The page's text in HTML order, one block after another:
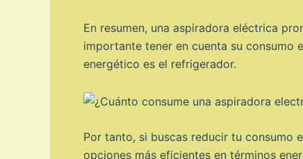
En resumen, una aspiradora eléctrica
importante tener en cuenta su consumo
energético es el refrigerador.
Por tanto, si buscas reducir tu consumo
opciones más eficientes en términos